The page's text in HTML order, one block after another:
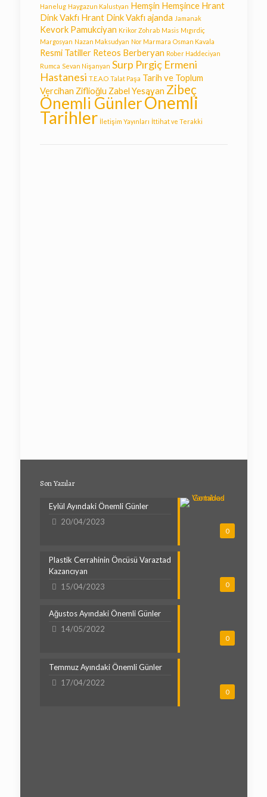
Hanelug Haygazun Kalustyan Hemşin Hemşince Hrant
Dink Vakfı Hrant Dink Vakfı ajanda Jamanak
Kevork Pamukciyan Krikor Zohrab Masis Mıgırdiç
Margosyan Nazan Maksudyan Nor Marmara Osman Kavala
Resmi Tatiller Reteos Berberyan Rober Haddeciyan
Rumca Sevan Nişanyan Surp Pırgiç Ermeni
Hastanesi T.E.A.O Talat Paşa Tarih ve Toplum
Vercihan Ziflioğlu Zabel Yesayan Zibeç
Önemli GünlerÖnemli
Tarihler İletişim Yayınları İttihat ve Terakki
Son Yazılar
0
Eylül Ayındaki Önemli Günler
20/04/2023
0
Plastik Cerrahinin Öncüsü Varaztad
Kazancıyan
15/04/2023
0
Ağustos Ayındaki Önemli Günler
14/05/2022
0
Temmuz Ayındaki Önemli Günler
17/04/2022